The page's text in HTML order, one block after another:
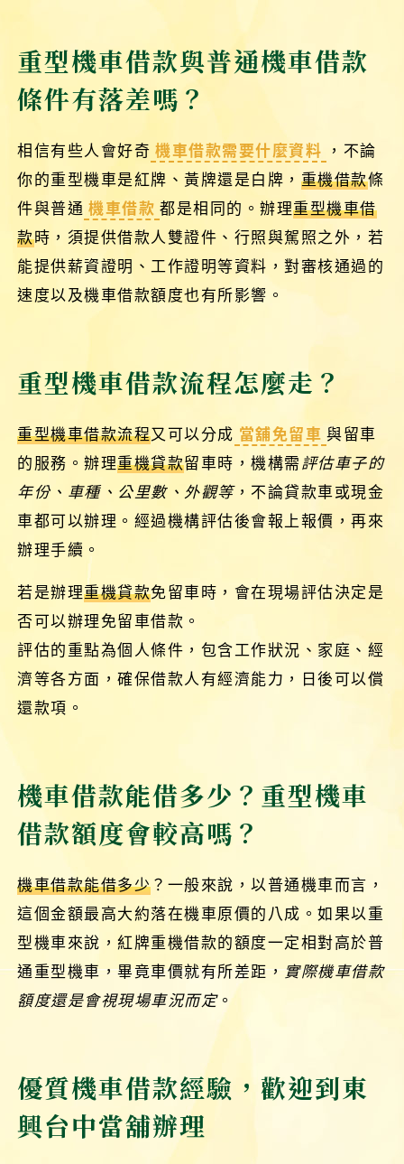
重型機車借款與普通機車借款
條件有落差嗎？
相信有些人會好奇 機車借款需要什麼資料 ，不論
你的重型機車是紅牌、黃牌還是白牌， 重機借款條
件與普通 機車借款 都是相同的。辦理重型機車借
款時，須提供借款人雙證件、行照與駕照之外，若
能提供薪資證明、工作證明等資料，對審核通過的
速度以及機車借款額度也有所影響。
重型機車借款流程怎麼走？
重型機車借款流程又可以分成 當舖免留車 與留車
的服務。辦理重機貸款留車時，機構需評估車子的
年份、車種、公里數、外觀等，不論貸款車或現金
車都可以辦理。經過機構評估後會報上報價，再來
辦理手續。
若是辦理重機貸款免留車時，會在現場評估決定是
否可以辦理免留車借款。
評估的重點為個人條件，包含工作狀況、家庭、經
濟等各方面，確保借款人有經濟能力，日後可以償
還款項。
機車借款能借多少？重型機車
借款額度會較高嗎？
機車借款能借多少？一般來說，以普通機車而言，
這個金額最高大約落在機車原價的八成。如果以重
型機車來說，紅牌重機借款的額度一定相對高於普
通重型機車，畢竟車價就有所差距，實際機車借款
額度還是會視現場車況而定。
優質機車借款經驗，歡迎到東
興台中當舖辦理